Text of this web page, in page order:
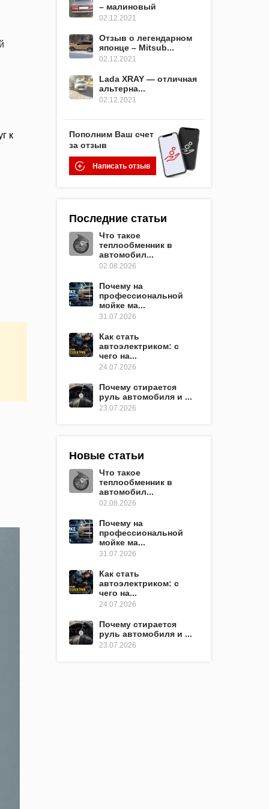
к
– малиновый
02.12.2021
Отзыв о легендарном
японце – Mitsub...
02.12.2021
Lada XRAY — отличная
альтерна...
02.12.2021
Пополним Ваш счет
за отзыв
Написать отзыв
Последние статьи
Что такое
теплообменник в
автомобил...
02.08.2026
Почему на
профессиональной
мойке ма...
31.07.2026
Как стать
автоэлектриком: с
чего на...
24.07.2026
Почему стирается
руль автомобиля и ...
23.07.2026
Новые статьи
Что такое
теплообменник в
автомобил...
02.08.2026
Почему на
профессиональной
мойке ма...
31.07.2026
Как стать
автоэлектриком: с
чего на...
24.07.2026
Почему стирается
руль автомобиля и ...
23.07.2026